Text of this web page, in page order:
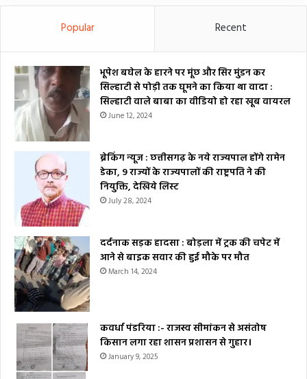
Popular Recent
भूपेश बघेल के हारने पर मूंछ और सिर मुंडन कर
सिल्हाटी से पोड़ी तक घूमने का किया था वादा :
सिल्हाटी वाले बाबा का वीडियो हो रहा खूब वायरल
June 12, 2024
ब्रेकिंग न्यूज : छत्तीसगढ़ के नये राज्यपाल होंगे रामेन
डेका, 9 राज्यों के राज्यपालों की राष्ट्रपति ने की
नियुक्ति, देखिये लिस्ट
July 28, 2024
दर्दनाक सड़क हादसा : बोड़ला में ट्रक की चपेट में
आने से बाइक सवार की हुई मौके पर मौत
March 14, 2024
कवर्धा पंडरिया :- राजस्व सीमांकन से असंतोष
किसान लगा रहा शासन प्रशासन से गुहार।
January 9, 2025